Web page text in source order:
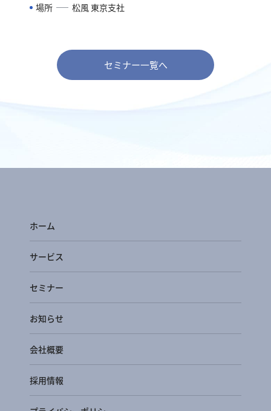
場所 松風 東京支社
セミナー一覧へ
ホーム
サービス
セミナー
お知らせ
会社概要
採用情報